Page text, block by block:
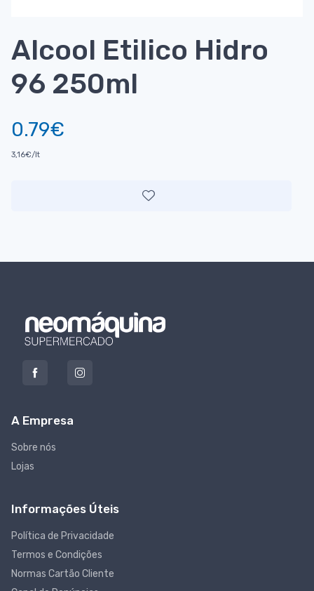
Alcool Etilico Hidro
96 250ml
0.79€
3,16€/lt
A Empresa
Sobre nós
Lojas
Informações Úteis
Política de Privacidade
Termos e Condições
Normas Cartão Cliente